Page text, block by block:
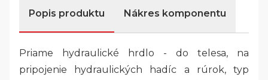
Popis produktu Nákres komponentu
Priame hydraulické hrdlo - do telesa, na
pripojenie hydraulických hadíc a rúrok, typ